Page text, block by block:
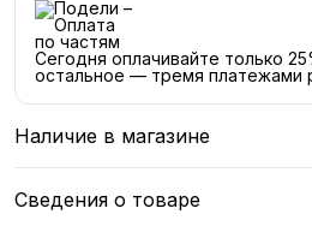
Сегодня оплачивайте только
остальное — тремя платежами
Наличие в магазине
Сведения о товаре